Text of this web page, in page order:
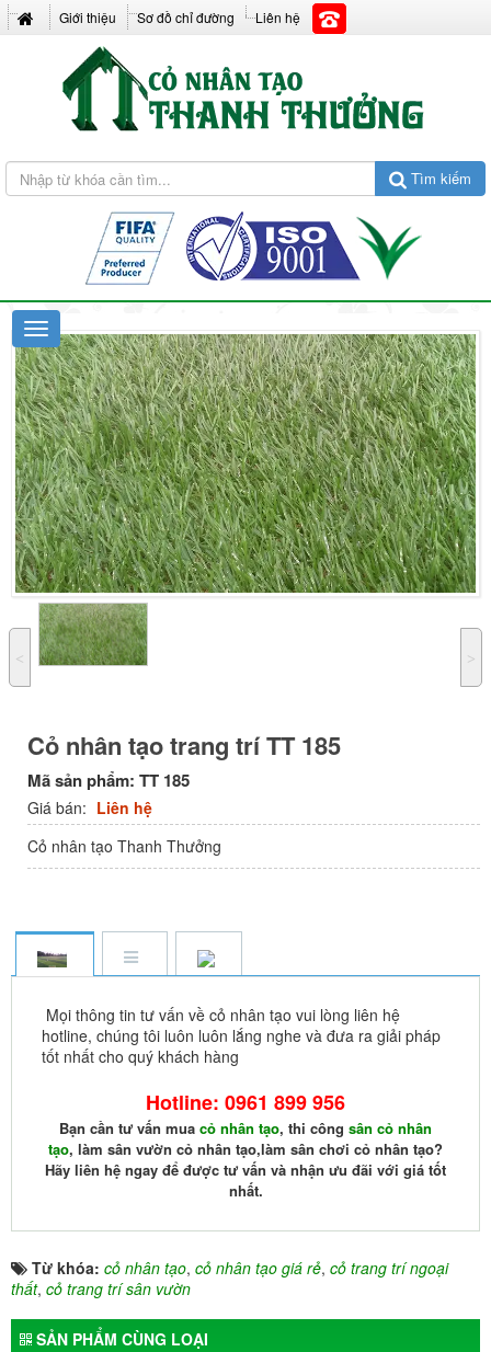
Giới thiệu Sơ đồ chỉ đường Liên hệ
Tìm kiếm
˂ ˃
Cỏ nhân tạo trang trí TT 185
Mã sản phẩm: TT 185
Giá bán: Liên hệ
Cỏ nhân tạo Thanh Thưởng
Mọi thông tin tư vấn về cỏ nhân tạo vui lòng liên hệ
hotline, chúng tôi luôn luôn lắng nghe và đưa ra giải pháp
tốt nhất cho quý khách hàng
Hotline: 0961 899 956
Bạn cần tư vấn mua cỏ nhân tạo, thi công sân cỏ nhân
tạo, làm sân vườn cỏ nhân tạo,làm sân chơi cỏ nhân tạo?
Hãy liên hệ ngay để được tư vấn và nhận ưu đãi với giá tốt
nhất.
Từ khóa: cỏ nhân tạo, cỏ nhân tạo giá rẻ, cỏ trang trí ngoại
thất, cỏ trang trí sân vườn
SẢN PHẨM CÙNG LOẠI